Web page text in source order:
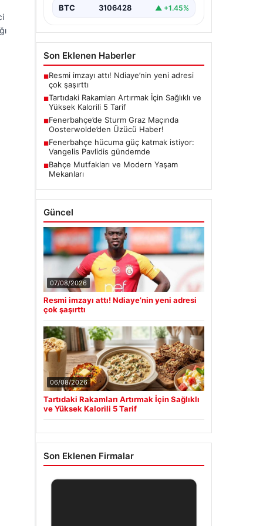
BTC 3106428 ▲ +1.45%
Son Eklenen Haberler
■Resmi imzayı attı! Ndiaye’nin yeni adresi
çok şaşırttı
■Tartıdaki Rakamları Artırmak İçin Sağlıklı ve
Yüksek Kalorili 5 Tarif
■Fenerbahçe’de Sturm Graz Maçında
Oosterwolde’den Üzücü Haber!
■Fenerbahçe hücuma güç katmak istiyor:
Vangelis Pavlidis gündemde
■Bahçe Mutfakları ve Modern Yaşam
Mekanları
Güncel
07/08/2026
Resmi imzayı attı! Ndiaye’nin yeni adresi
çok şaşırttı
06/08/2026
Tartıdaki Rakamları Artırmak İçin Sağlıklı
ve Yüksek Kalorili 5 Tarif
Son Eklenen Firmalar